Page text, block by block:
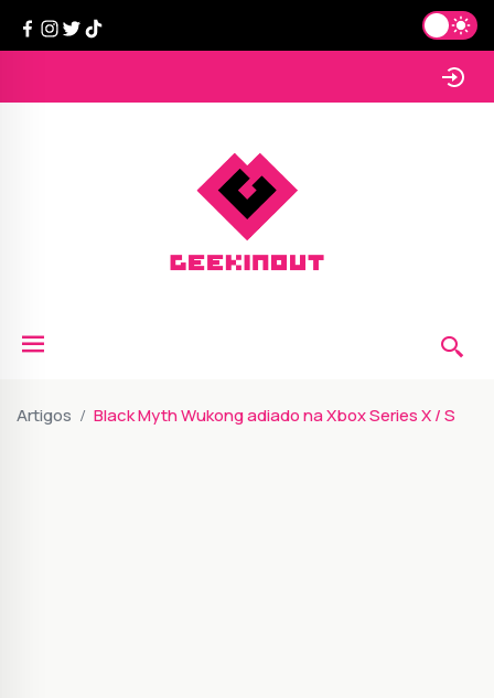
Artigos Black Myth Wukong adiado na Xbox Series X / S